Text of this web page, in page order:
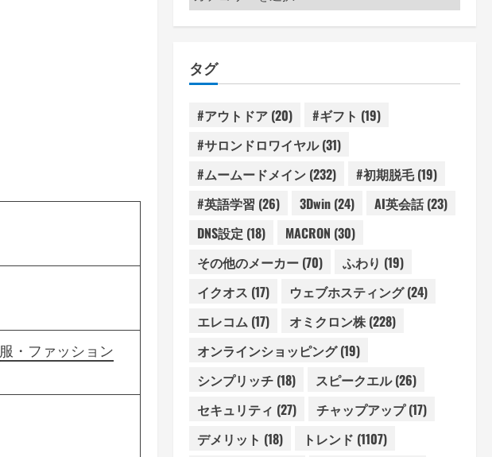
服・ファッション
テ
ー
タグ
#アウトドア(20) #ギフト (19)
#サロンドロワイヤル(31)
#ムームードメイン(232) #初期脱毛(19)
#英語学習 (26) 3Dwin(24) AI英会話(23)
DNS設定 (18) MACRON (30)
その他のメーカー(70) ふわり (19)
イクオス (17) ウェブホスティング(24)
エレコム(17) オミクロン株(228)
オンラインショッピング(19)
シンプリッチ(18) スピークエル(26)
セキュリティ (27) チャップアップ(17)
デメリット (18) トレンド (1107)